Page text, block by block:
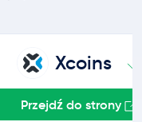
Xcoins
Przejdź do strony